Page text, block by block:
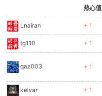
热心值
Lnairan + 1
tg110 + 1
qaz003 + 1
kelvar + 1